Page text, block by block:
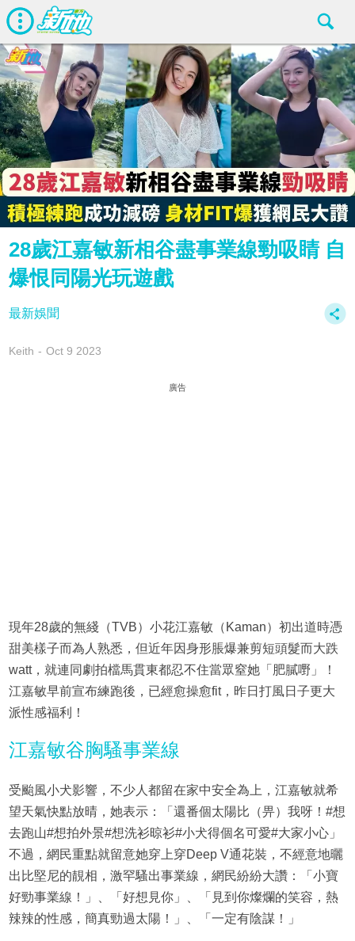
28歲江嘉敏新相谷盡事業線勁吸睛 自
爆恨同陽光玩遊戲
最新娛聞
Keith Oct 9 2023
廣告
現年28歲的無綫（TVB）小花江嘉敏（Kaman）初出道時憑
甜美樣子而為人熟悉，但近年因身形脹爆兼剪短頭髮而大跌
watt，就連同劇拍檔馬貫東都忍不住當眾窒她「肥膩嘢」！
江嘉敏早前宣布練跑後，已經愈操愈fit，昨日打風日子更大
派性感福利！
江嘉敏谷胸騷事業線
受颱風小犬影響，不少人都留在家中安全為上，江嘉敏就希
望天氣快點放晴，她表示：「還番個太陽比（畀）我呀！#想
去跑山#想拍外景#想洗衫晾衫#小犬得個名可愛#大家小心」
不過，網民重點就留意她穿上穿Deep V通花裝，不經意地曬
出比堅尼的靚相，激罕騷出事業線，網民紛紛大讚：「小寶
好勁事業線！」、「好想見你」、「見到你燦爛的笑容，熱
辣辣的性感，簡真勁過太陽！」、「一定有陰謀！」